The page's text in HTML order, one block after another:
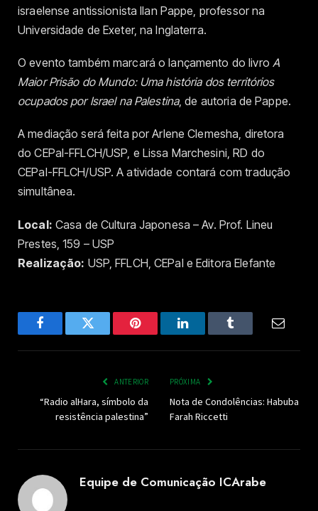
israelense antissionista Ilan Pappe, professor na
Universidade de Exeter, na Inglaterra.
O evento também marcará o lançamento do livro A
Maior Prisão do Mundo: Uma história dos territórios
ocupados por Israel na Palestina, de autoria de Pappe.
A mediação será feita por Arlene Clemesha, diretora
do CEPal-FFLCH/USP, e Lissa Marchesini, RD do
CEPal-FFLCH/USP. A atividade contará com tradução
simultânea.
Local: Casa de Cultura Japonesa – Av. Prof. Lineu
Prestes, 159 – USP
Realização: USP, FFLCH, CEPal e Editora Elefante
FacebookTwitter Pinterest LinkedInTumblr Email
ANTERIOR
“Radio alHara, símbolo da
resistência palestina”
PRÓXIMA
Nota de Condolências: Habuba
Farah Riccetti
Equipe de Comunicação ICArabe